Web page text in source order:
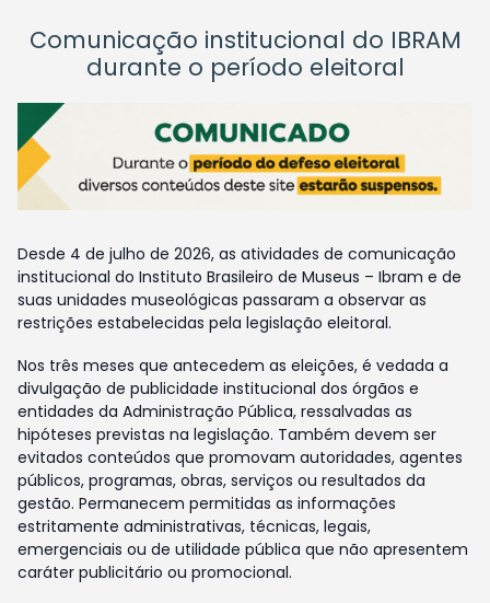
Comunicação institucional do IBRAM
durante o período eleitoral
Desde 4 de julho de 2026, as atividades de comunicação
institucional do Instituto Brasileiro de Museus – Ibram e de
suas unidades museológicas passaram a observar as
restrições estabelecidas pela legislação eleitoral.
Nos três meses que antecedem as eleições, é vedada a
divulgação de publicidade institucional dos órgãos e
entidades da Administração Pública, ressalvadas as
hipóteses previstas na legislação. Também devem ser
evitados conteúdos que promovam autoridades, agentes
públicos, programas, obras, serviços ou resultados da
gestão. Permanecem permitidas as informações
estritamente administrativas, técnicas, legais,
emergenciais ou de utilidade pública que não apresentem
caráter publicitário ou promocional.